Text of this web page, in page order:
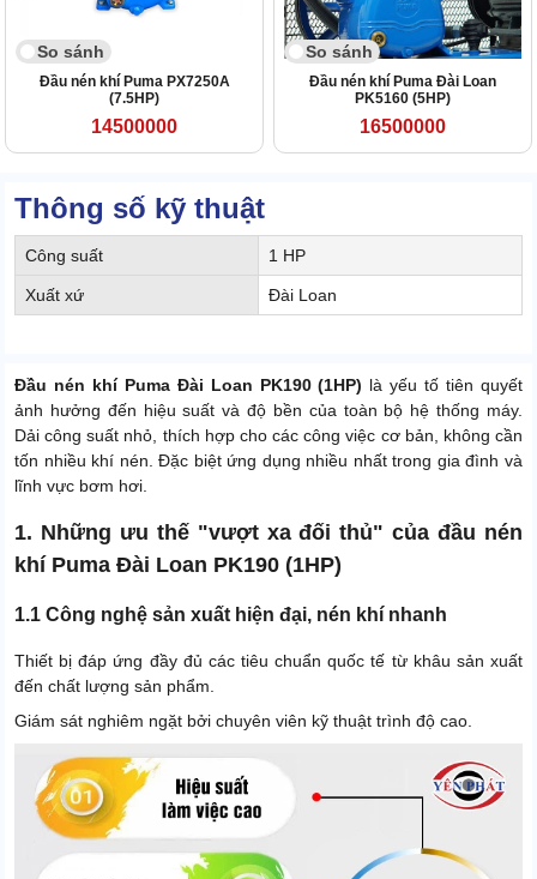
So sánh
Đầu nén khí Puma PX7250A
(7.5HP)
14500000
So sánh
Đầu nén khí Puma Đài Loan
PK5160 (5HP)
16500000
Thông số kỹ thuật
Công suất 1 HP
Xuất xứ Đài Loan
Đầu nén khí Puma Đài Loan PK190 (1HP) là yếu tố tiên quyết
ảnh hưởng đến hiệu suất và độ bền của toàn bộ hệ thống máy.
Dải công suất nhỏ, thích hợp cho các công việc cơ bản, không cần
tốn nhiều khí nén. Đặc biệt ứng dụng nhiều nhất trong gia đình và
lĩnh vực bơm hơi.
1. Những ưu thế "vượt xa đối thủ" của đầu nén
khí Puma Đài Loan PK190 (1HP)
1.1 Công nghệ sản xuất hiện đại, nén khí nhanh
Thiết bị đáp ứng đầy đủ các tiêu chuẩn quốc tế từ khâu sản xuất
đến chất lượng sản phẩm.
Giám sát nghiêm ngặt bởi chuyên viên kỹ thuật trình độ cao.